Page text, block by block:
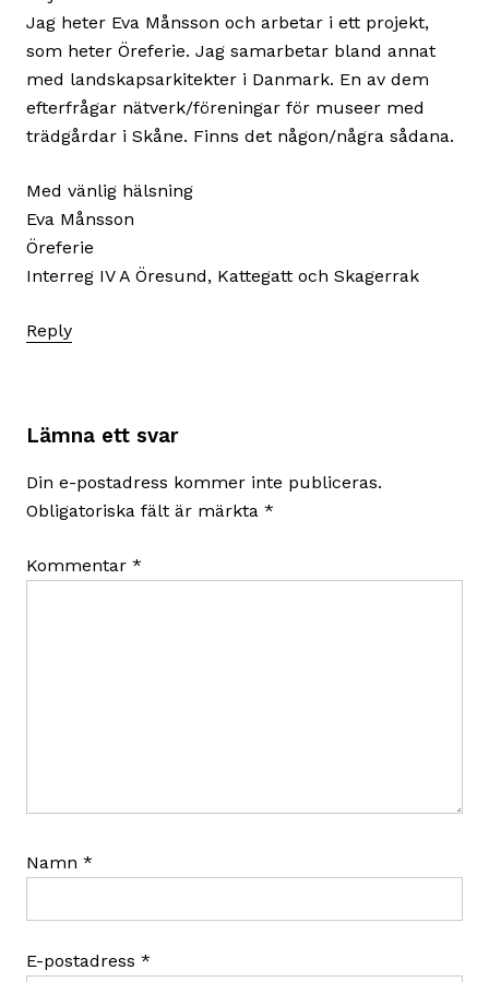
Jag heter Eva Månsson och arbetar i ett projekt,
som heter Öreferie. Jag samarbetar bland annat
med landskapsarkitekter i Danmark. En av dem
efterfrågar nätverk/föreningar för museer med
trädgårdar i Skåne. Finns det någon/några sådana.
Med vänlig hälsning
Eva Månsson
Öreferie
Interreg IV A Öresund, Kattegatt och Skagerrak
Reply
Lämna ett svar
Din e-postadress kommer inte publiceras.
Obligatoriska fält är märkta *
Kommentar *
Namn *
E-postadress *